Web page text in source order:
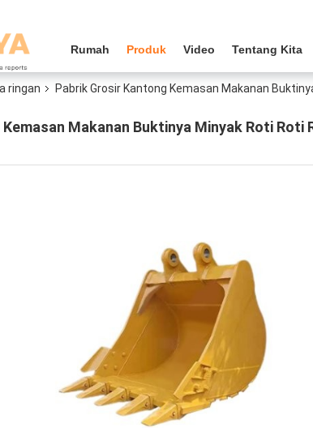
Rumah Produk Video Tentang Kita
ringan
Pabrik Grosir Kantong Kemasan Makanan
Makanan Buktinya Minyak Roti Roti